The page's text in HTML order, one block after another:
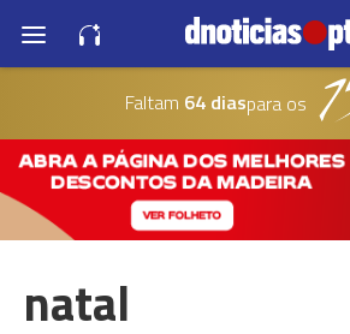
Faltam 64 diaspara os
natal